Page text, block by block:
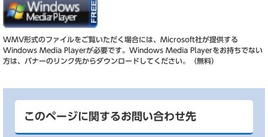
WMV形式のファイルをご覧いただく場合には、Microsoft社が提供する
Windows Media Playerが必要です。 Windows Media Playerをお持ちでない
方は、バナーのリンク先からダウンロードしてください。（無料）
このページに関するお問い合わせ先